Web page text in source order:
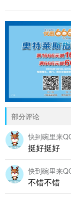
部分评论
快到碗里来
挺好挺好
快到碗里来
不错不错